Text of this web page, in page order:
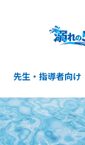
先生・指導者向け